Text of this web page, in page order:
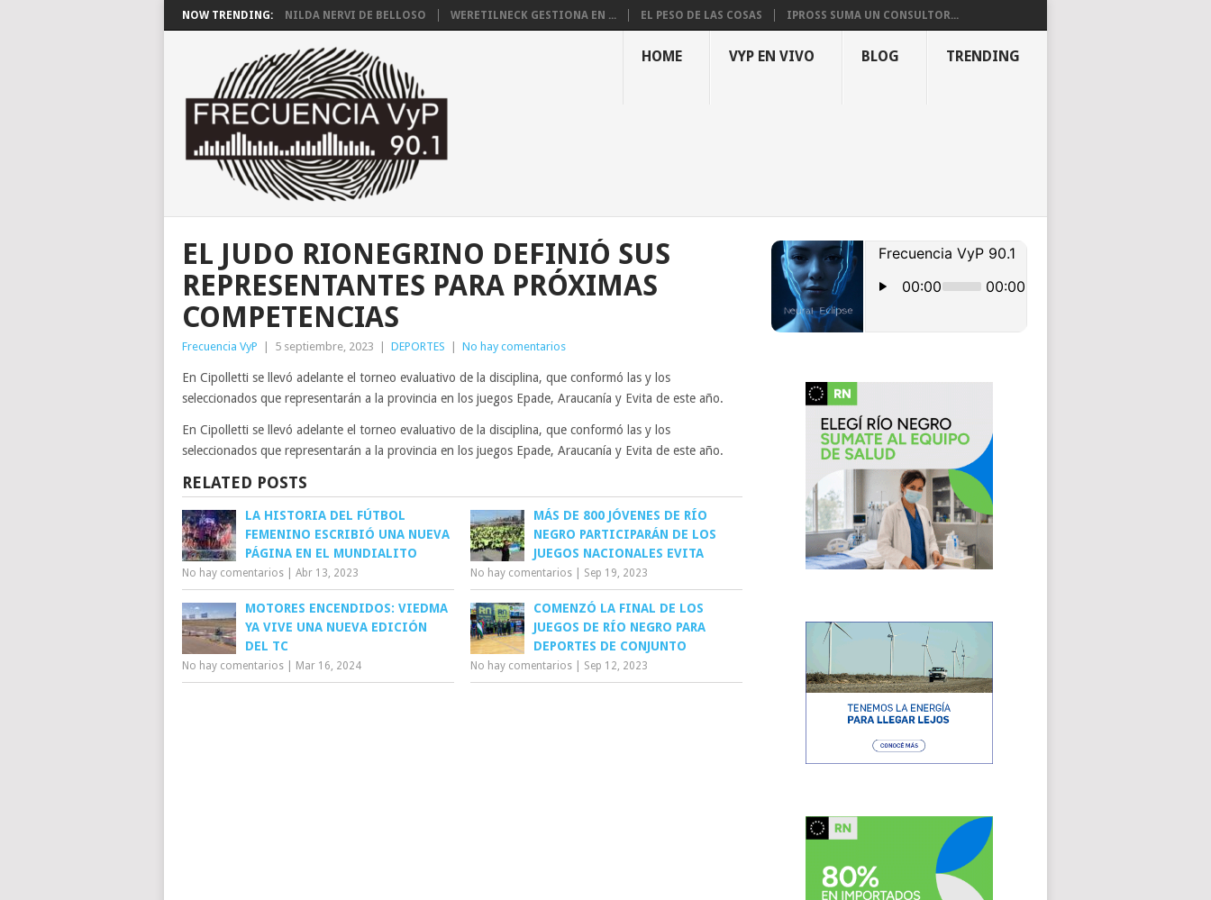
NOW TRENDING: NILDA NERVI DE BELLOSO WERETILNECK GESTIONA EN ... EL PESO DE LAS COSAS IPROSS SUMA UN CONSULTOR...
HOME VYP EN VIVO BLOG TRENDING
EL JUDO RIONEGRINO DEFINIÓ SUS
REPRESENTANTES PARA PRÓXIMAS
COMPETENCIAS
Frecuencia VyP 5 septiembre, 2023 DEPORTES No hay comentarios
En Cipolletti se llevó adelante el torneo evaluativo de la disciplina, que conformó las y los
seleccionados que representarán a la provincia en los juegos Epade, Araucanía y Evita de este año.
En Cipolletti se llevó adelante el torneo evaluativo de la disciplina, que conformó las y los
seleccionados que representarán a la provincia en los juegos Epade, Araucanía y Evita de este año.
RELATED POSTS
LA HISTORIA DEL FÚTBOL
FEMENINO ESCRIBIÓ UNA NUEVA
PÁGINA EN EL MUNDIALITO
No hay comentarios Abr 13, 2023
MÁS DE 800 JÓVENES DE RÍO
NEGRO PARTICIPARÁN DE LOS
JUEGOS NACIONALES EVITA
No hay comentarios Sep 19, 2023
MOTORES ENCENDIDOS: VIEDMA
YA VIVE UNA NUEVA EDICIÓN
DEL TC
No hay comentarios Mar 16, 2024
COMENZÓ LA FINAL DE LOS
JUEGOS DE RÍO NEGRO PARA
DEPORTES DE CONJUNTO
No hay comentarios Sep 12, 2023